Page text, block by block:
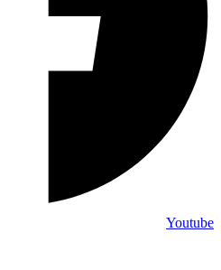
Youtube